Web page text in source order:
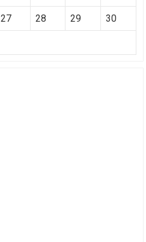
27 28 29 30